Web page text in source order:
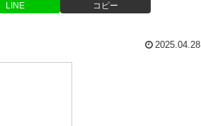
LINE コピー
2025.04.28